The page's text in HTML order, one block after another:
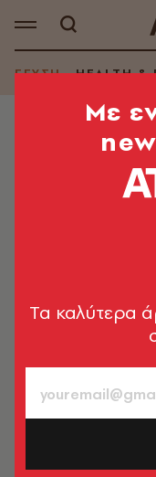
ΓΕΥΣΗ HEALTH &
ΘΕΜΑΤΑ ΓΕΥΣΗΣ
Αυτή η
θράκα
Η «Paola» είναι ο
Mε
Tα καλύτερα